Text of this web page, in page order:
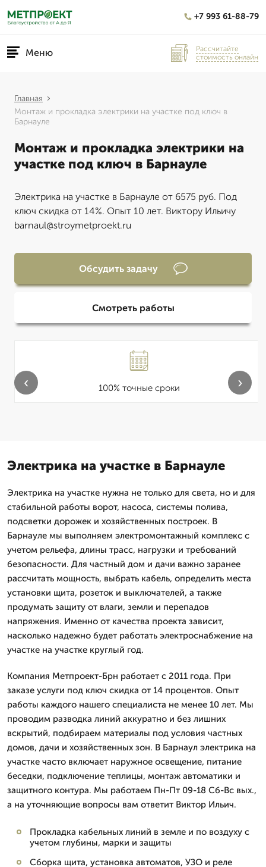
+7 993 61-88-79
Меню
Рассчитайте
стоимость онлайн
Главная
Монтаж и прокладка электрики на участке под ключ в
Барнауле
Монтаж и прокладка электрики на
участке под ключ в Барнауле
Электрика на участке в Барнауле от 6575 руб. Под
ключ скидка от 14%. Опыт 10 лет. Виктору Ильичу
barnaul@stroymetproekt.ru
Обсудить задачу
Смотреть работы
100% точные сроки
‹ ›
Электрика на участке в Барнауле
Электрика на участке нужна не только для света, но и для
стабильной работы ворот, насоса, системы полива,
подсветки дорожек и хозяйственных построек. В
Барнауле мы выполняем электромонтажный комплекс с
учетом рельефа, длины трасс, нагрузки и требований
безопасности. Для частный дом и дачи важно заранее
рассчитать мощность, выбрать кабель, определить места
установки щита, розеток и выключателей, а также
продумать защиту от влаги, земли и перепадов
напряжения. Именно от качества проекта зависит,
насколько надежно будет работать электроснабжение на
участке на участке круглый год.
Компания Метпроект-Брн работает с 2011 года. При
заказе услуги под ключ скидка от 14 процентов. Опыт
работы каждого нашего специалиста не менее 10 лет. Мы
проводим разводка линий аккуратно и без лишних
вскрытий, подбираем материалы под условия частных
домов, дачи и хозяйственных зон. В Барнаул электрика на
участке часто включает наружное освещение, питание
беседки, подключение теплицы, монтаж автоматики и
защитного контура. Мы работаем Пн-Пт 09-18 Сб-Вс вых.,
а на уточняющие вопросы вам ответит Виктор Ильич.
Прокладка кабельных линий в земле и по воздуху с
учетом глубины, марки и защиты
Сборка щита, установка автоматов, УЗО и реле